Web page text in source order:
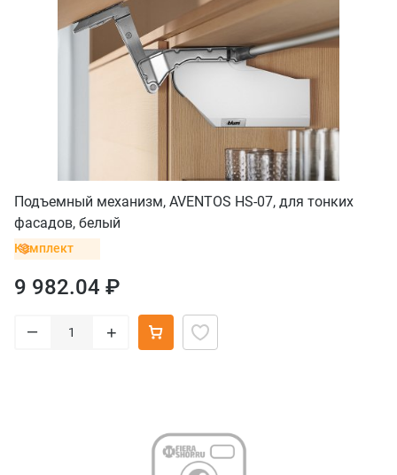
Подъемный механизм, AVENTOS HS-07, для тонких
фасадов, белый
Комплект
9 982.04 ₽
– +